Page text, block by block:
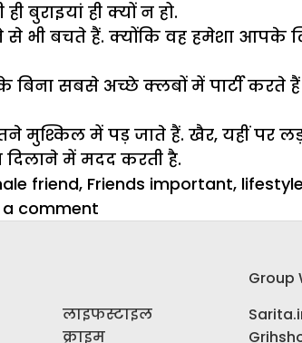
ही क्यों न हो.
भी बचते हैं. क्योंकि वह हमेशा आपके
बिना सबसे अच्छे क्लबों में पार्टी
में पड़ जाते हैं. खैर, यहीं पर
दिलाने में मदद करती है.
friend, Friends important, lifestyle
a comment
होनी
चाहिए
लाइफस्टाइल
क्राइम
Group